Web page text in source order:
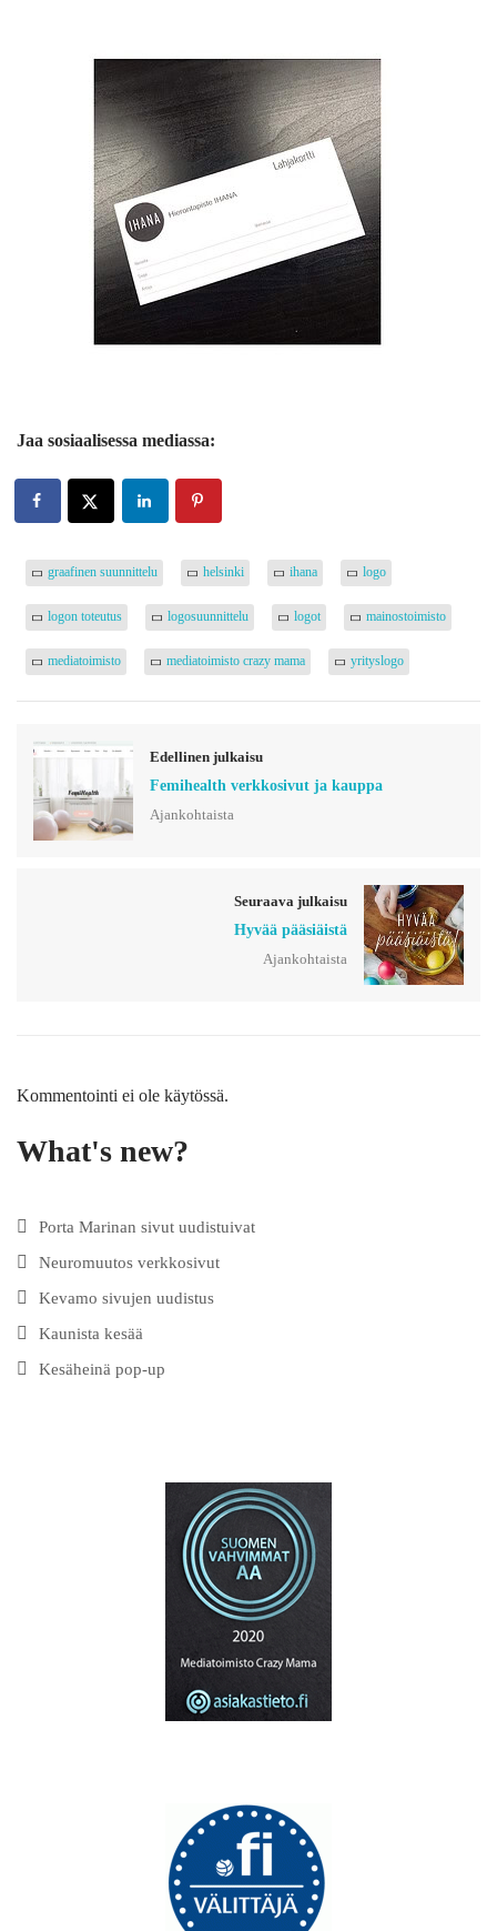
Jaa sosiaalisessa mediassa:
graafinen suunnittelu helsinki ihana logo
logon toteutus logosuunnittelu logot mainostoimisto
mediatoimisto mediatoimisto crazy mama yrityslogo
Edellinen julkaisu
Femihealth verkkosivut ja kauppa
Ajankohtaista
Seuraava julkaisu
Hyvää pääsiäistä
Ajankohtaista
Kommentointi ei ole käytössä.
What's new?
Porta Marinan sivut uudistuivat
Neuromuutos verkkosivut
Kevamo sivujen uudistus
Kaunista kesää
Kesäheinä pop-up